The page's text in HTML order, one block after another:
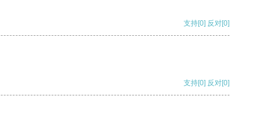
支持[0] 反对[0]
支持[0] 反对[0]